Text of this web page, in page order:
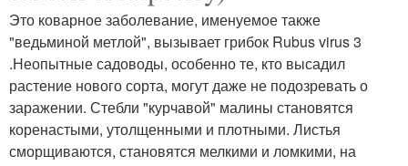
Это коварное заболевание, именуемое также
"ведьминой метлой", вызывает грибок Rubus virus 3
.Неопытные садоводы, особенно те, кто высадил
растение нового сорта, могут даже не подозревать о
заражении. Стебли "курчавой" малины становятся
коренастыми, утолщенными и плотными. Листья
сморщиваются, становятся мелкими и ломкими, на